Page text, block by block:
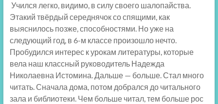
Учился легко, видимо, в силу своего шалопайства.
Этакий твёрдый середнячок со спящими, как
выяснилось позже, способностями. Но уже на
следующий год, в 6-м классе произошло нечто.
Пробудился интерес к урокам литературы, которые
вела наш классный руководитель Надежда
Николаевна Истомина. Дальше — больше. Стал много
читать. Сначала дома, потом добрался до читального
зала и библиотеки. Чем больше читал, тем больше рос